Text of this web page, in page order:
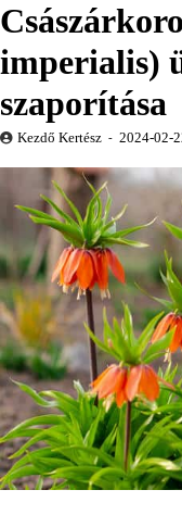
imperialis)
szaporítása
Kezdő Kertész 2024-02-